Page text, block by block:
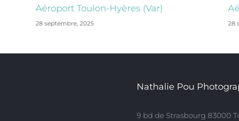
Aéroport Toulon-Hyères (Var)
28 septembre, 2025 28
Nathalie Pou
9 bd de Strasbourg 83000